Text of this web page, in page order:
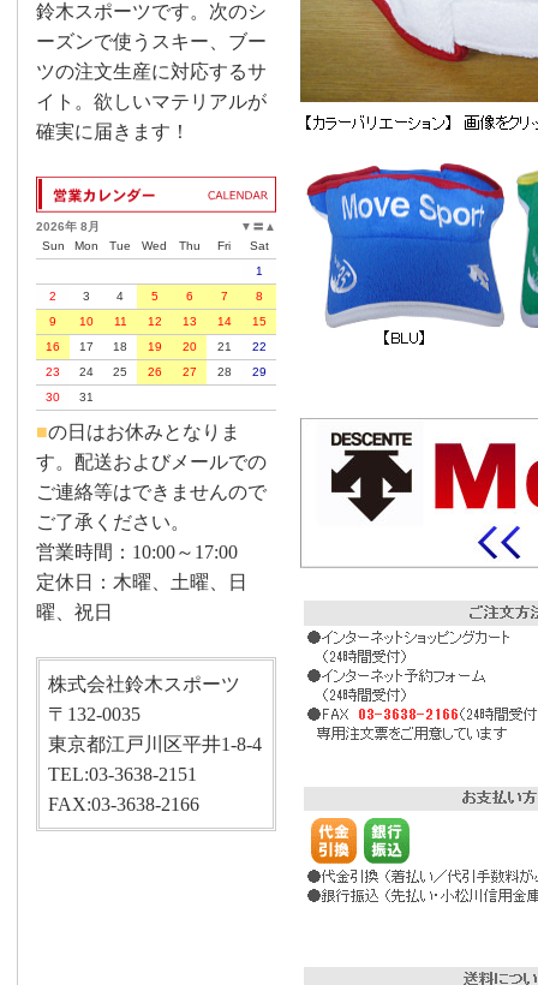
鈴木スポーツです。次のシ
ーズンで使うスキー、ブー
ツの注文生産に対応するサ
イト。欲しいマテリアルが
確実に届きます！
▲
〓
▼
2026年 8月
Sun
Mon Tue Wed Thu Fri
Sat
1
2
3 4 5 6 7
8
9
10 11 12 13 14
15
16
17 18 19 20 21
22
23
24 25 26 27 28
29
30
31
■の日はお休みとなりま
す。配送およびメールでの
ご連絡等はできませんので
ご了承ください。
営業時間：10:00～17:00
定休日：木曜、土曜、日
曜、祝日
株式会社鈴木スポーツ
〒132-0035
東京都江戸川区平井1-8-4
TEL:03-3638-2151
FAX:03-3638-2166